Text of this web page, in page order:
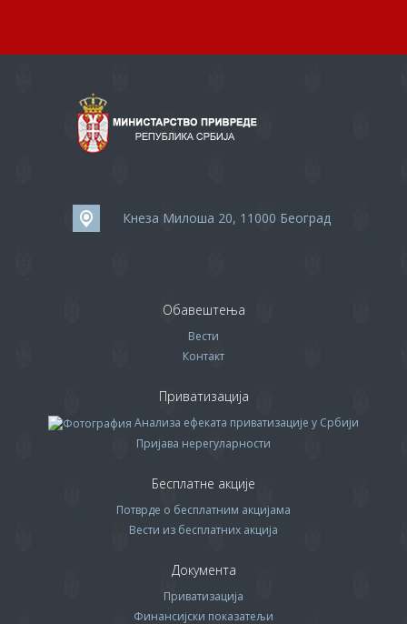
Кнеза Милоша 20, 11000 Београд
Обавештења
Вести
Контакт
Приватизација
Анализа ефеката приватизације у Србији
Пријава нерегуларности
Бесплатне акције
Потврде о бесплатним акцијама
Вести из бесплатних акција
Документа
Приватизација
Финансијски показатељи